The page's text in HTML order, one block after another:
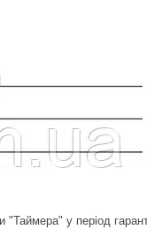
"Таймера" у період